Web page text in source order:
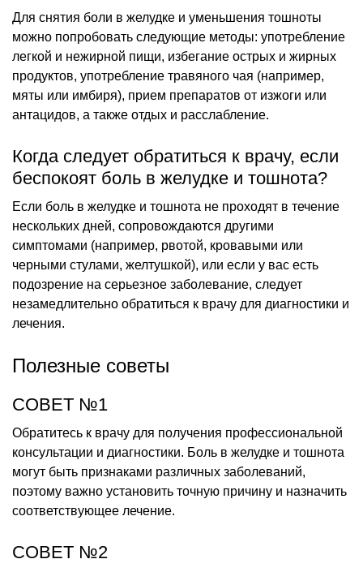
Для снятия боли в желудке и уменьшения тошноты
можно попробовать следующие методы: употребление
легкой и нежирной пищи, избегание острых и жирных
продуктов, употребление травяного чая (например,
мяты или имбиря), прием препаратов от изжоги или
антацидов, а также отдых и расслабление.
Когда следует обратиться к врачу, если
беспокоят боль в желудке и тошнота?
Если боль в желудке и тошнота не проходят в течение
нескольких дней, сопровождаются другими
симптомами (например, рвотой, кровавыми или
черными стулами, желтушкой), или если у вас есть
подозрение на серьезное заболевание, следует
незамедлительно обратиться к врачу для диагностики и
лечения.
Полезные советы
СОВЕТ №1
Обратитесь к врачу для получения профессиональной
консультации и диагностики. Боль в желудке и тошнота
могут быть признаками различных заболеваний,
поэтому важно установить точную причину и назначить
соответствующее лечение.
СОВЕТ №2